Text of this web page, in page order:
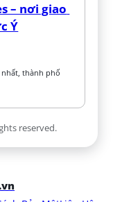
– nơi giao
Ý
thành phố
reserved.